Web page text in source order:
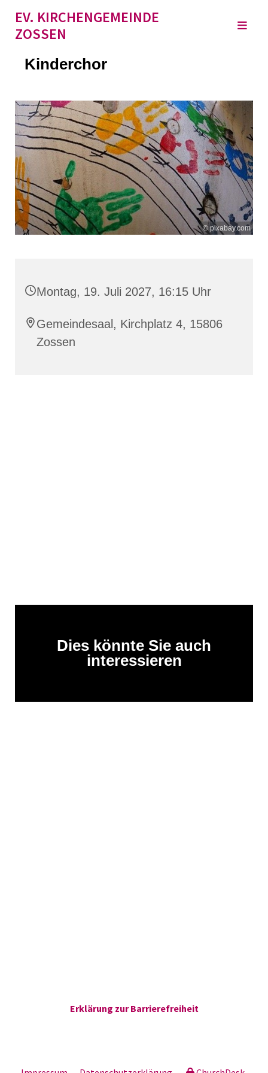
EV. KIRCHENGEMEINDE
ZOSSEN
Kinderchor
© pixabay.com
Montag, 19. Juli 2027, 16:15 Uhr
Gemeindesaal, Kirchplatz 4, 15806
Zossen
Dies könnte Sie auch
interessieren
Erklärung zur Barrierefreiheit